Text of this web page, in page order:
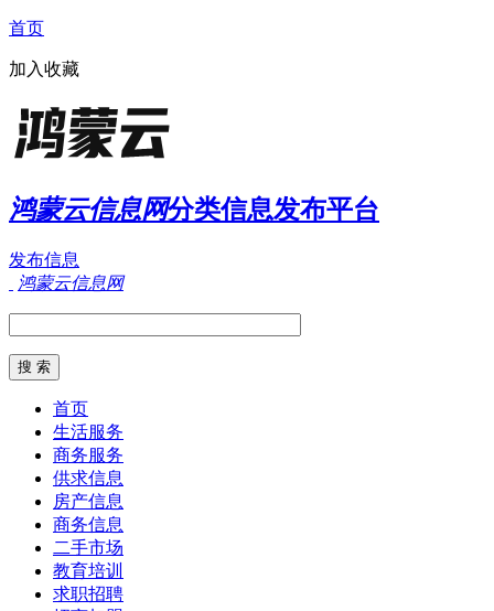
首页
加入收藏
鸿蒙云信息网分类信息发布平台
发布信息
鸿蒙云信息网
首页
生活服务
商务服务
供求信息
房产信息
商务信息
二手市场
教育培训
求职招聘